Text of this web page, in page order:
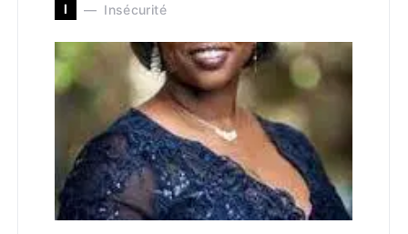
I Insécurité